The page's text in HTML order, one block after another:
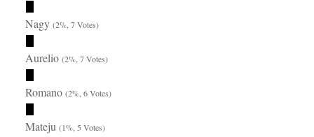
Nagy(2%, 7 Votes)
Aurelio(2%, 7 Votes)
Romano(2%, 6 Votes)
Mateju(1%, 5 Votes)